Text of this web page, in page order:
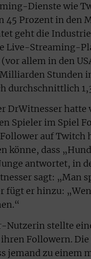
Dienste wie
45 Prozent in den
geht die
Live-Streaming-
allem in den
Stunden
durchschnittlich
DrWitnesser
Spieler im Spiel
auf Twitch
könne, dass
antwortet, in
sagt: „Man
fügt er hinzu:
stellte
Followern.
jemand zu einem